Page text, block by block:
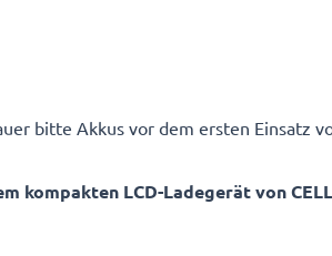
bitte Akkus vor dem ersten Einsatz
kompakten LCD-Ladegerät von